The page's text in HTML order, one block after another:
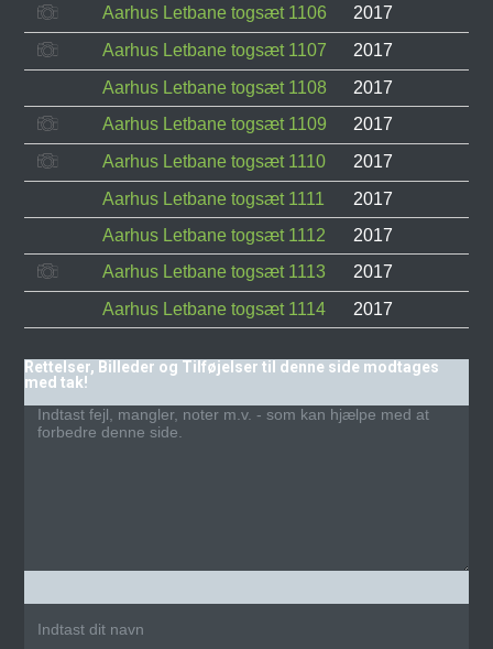
Aarhus Letbane togsæt 1106
2017
Aarhus Letbane togsæt 1107
2017
Aarhus Letbane togsæt 1108
2017
Aarhus Letbane togsæt 1109
2017
Aarhus Letbane togsæt 1110
2017
Aarhus Letbane togsæt 1111
2017
Aarhus Letbane togsæt 1112
2017
Aarhus Letbane togsæt 1113
2017
Aarhus Letbane togsæt 1114
2017
Rettelser, Billeder og Tilføjelser til denne side modtages
med tak!